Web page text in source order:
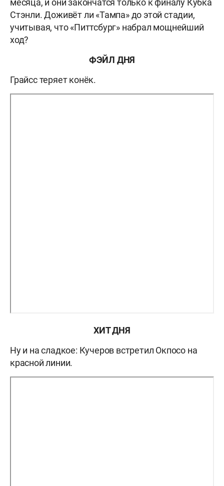
месяца, и они закончатся только к финалу Кубка
Стэнли. Доживёт ли «Тампа» до этой стадии,
учитывая, что «Питтсбург» набрал мощнейший
ход?
ФЭЙЛ ДНЯ
Грайсс теряет конёк.
ХИТ ДНЯ
Ну и на сладкое: Кучеров встретил Окпосо на
красной линии.